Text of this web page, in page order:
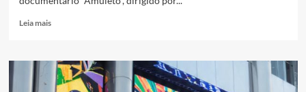
Leia maisRead
Longa-
metragem
Amuleto